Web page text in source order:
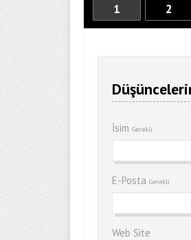
1 2
İsim Gerekli
E-Posta Gerekli
Web Site